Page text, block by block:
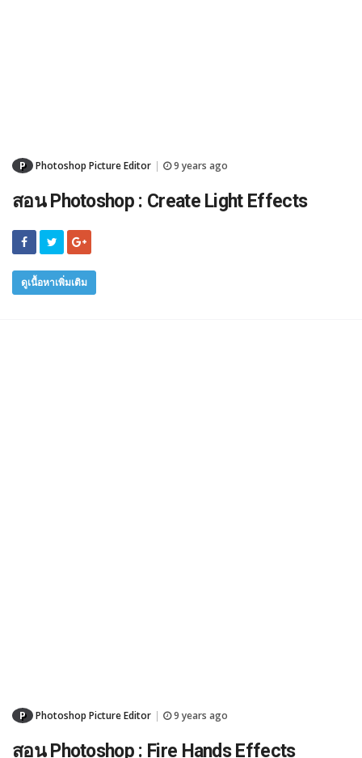
P Photoshop Picture Editor 9 years ago
สอน Photoshop : Create Light Effects
ดูเนื้อหาเพิ่มเติม
P Photoshop Picture Editor 9 years ago
สอน Photoshop : Fire Hands Effects